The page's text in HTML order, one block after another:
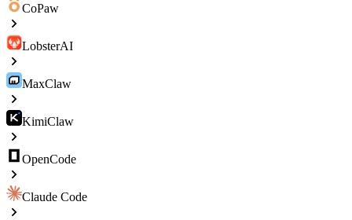
CoPaw
LobsterAI
MaxClaw
KimiClaw
OpenCode
Claude Code